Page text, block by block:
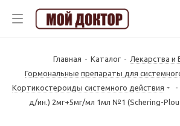
Главная - Каталог - Лекарства
Гормональные препараты для
Кортикостероиды системного действия
-
д/ин.) 2мг+5мг/мл 1мл №1 (Schering-